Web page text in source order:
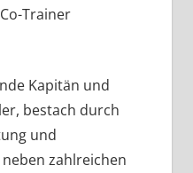
Trainer
Kapitän und
bestach durch
und
zahlreichen